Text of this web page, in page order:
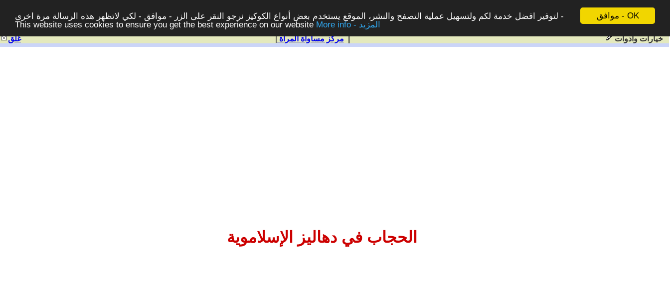
موافق - OK
لتوفير افضل خدمة لكم ولتسهيل عملية التصفح والنشر، الموقع يستخدم بعض أنواع الكوكيز نرجو النقر على الزر - موافق - لكي لاتظهر هذه الرسالة مرة اخرى -
This website uses cookies to ensure you get the best experience on our website
More info - المزيد
غلق | مركز مساواة المرأة| خيارات وادوات
الحجاب في دهاليز الإسلاموية